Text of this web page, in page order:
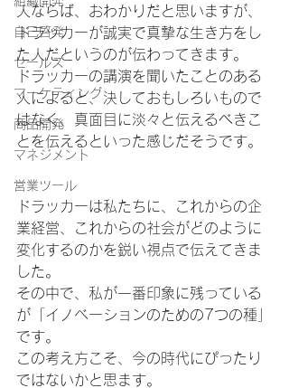
自己啓発
セールス
マーケティング
商品開発
マネジメント
営業ツール
人ならば、おわかりだと思いますが、
ドラッカーが誠実で真摯な生き方をし
た人だというのが伝わってきます。
ドラッカーの講演を聞いたことのある
人によると、決しておもしろいもので
はなく、真面目に淡々と伝えるべきこ
とを伝えるといった感じだそうです。
ドラッカーは私たちに、これからの企
業経営、これからの社会がどのように
変化するのかを鋭い視点で伝えてきま
した。
その中で、私が一番印象に残っている
が「イノベーションのための7つの種」
です。
この考え方こそ、今の時代にぴったり
ではないかと思ます。